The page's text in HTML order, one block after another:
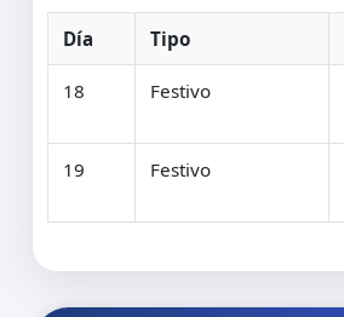
Día Tipo
18 Festivo
19 Festivo